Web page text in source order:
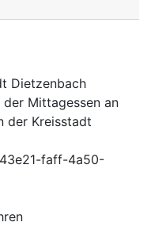
Dietzenbach
der Mittagessen an
der Kreisstadt
faff-4a50-